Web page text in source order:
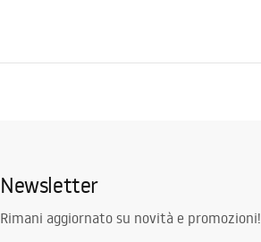
Bianco, Bianco/Oro
PVD / Electroplating
3/8 pollici
Newsletter
Rimani aggiornato su novità e promozioni!